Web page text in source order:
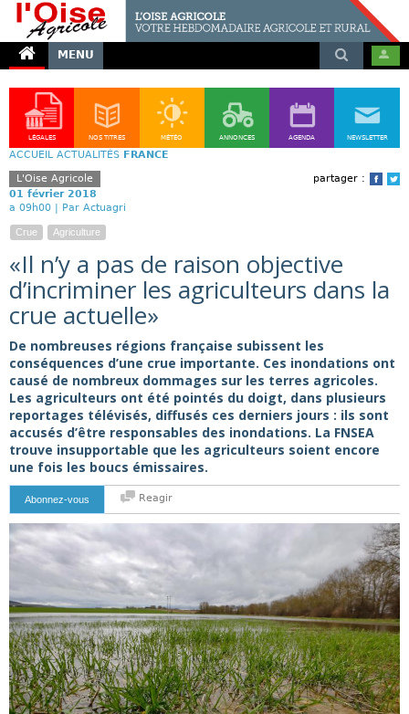
MENU
LÉGALES NOS TITRES MÉTÉO ANNONCES AGENDA NEWSLETTER
ACCUEIL ACTUALITÉS FRANCE
partager :
L'Oise Agricole
01 février 2018
a 09h00 | Par Actuagri
Crue Agriculture
«Il n’y a pas de raison objective
d’incriminer les agriculteurs dans la
crue actuelle»
De nombreuses régions française subissent les
conséquences d’une crue importante. Ces inondations ont
causé de nombreux dommages sur les terres agricoles.
Les agriculteurs ont été pointés du doigt, dans plusieurs
reportages télévisés, diffusés ces derniers jours : ils sont
accusés d’être responsables des inondations. La FNSEA
trouve insupportable que les agriculteurs soient encore
une fois les boucs émissaires.
Abonnez-vous Reagir